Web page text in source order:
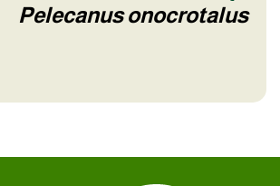
Pelecanus onocrotalus